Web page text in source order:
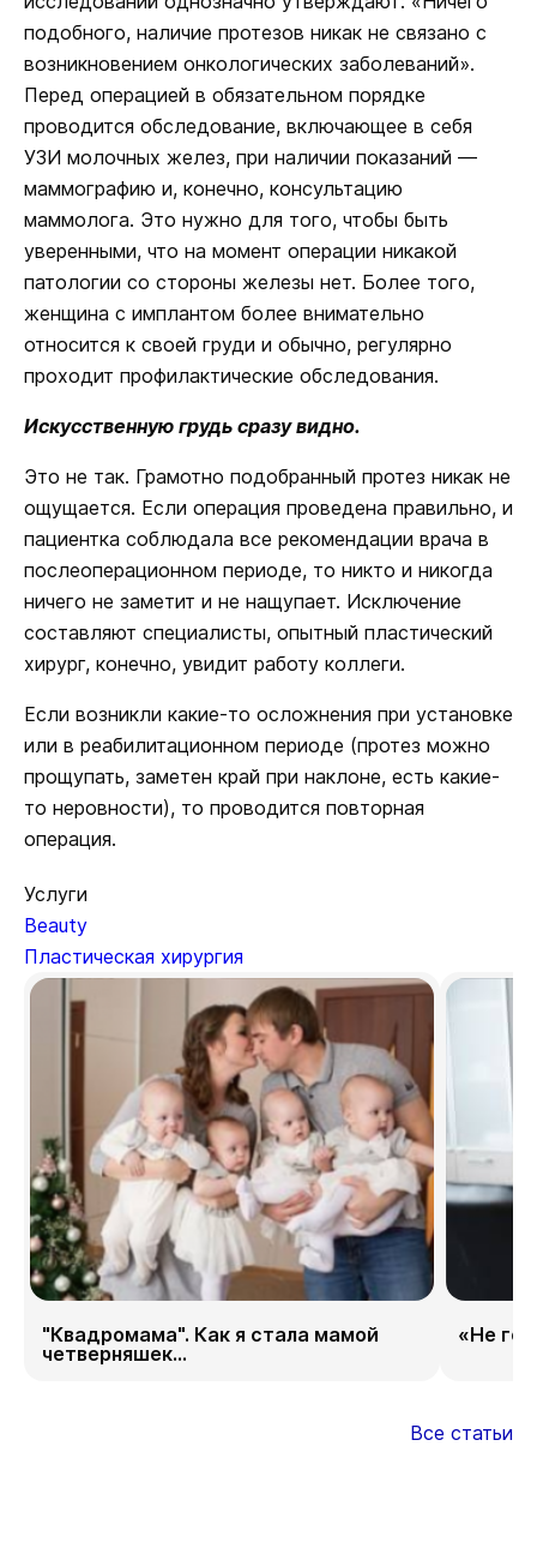
подобного, наличие протезов никак не связано с
возникновением онкологических заболеваний».
Перед операцией в обязательном порядке
проводится обследование, включающее в себя
УЗИ молочных желез, при наличии показаний —
маммографию и, конечно, консультацию
маммолога. Это нужно для того, чтобы быть
уверенными, что на момент операции никакой
патологии со стороны железы нет. Более того,
женщина с имплантом более внимательно
относится к своей груди и обычно, регулярно
проходит профилактические обследования.
Искусственную грудь сразу видно.
Это не так. Грамотно подобранный протез никак не
ощущается. Если операция проведена правильно, и
пациентка соблюдала все рекомендации врача в
послеоперационном периоде, то никто и никогда
ничего не заметит и не нащупает. Исключение
составляют специалисты, опытный пластический
хирург, конечно, увидит работу коллеги.
Если возникли какие-то осложнения при установке
или в реабилитационном периоде (протез можно
прощупать, заметен край при наклоне, есть какие-
то неровности), то проводится повторная
операция.
Услуги
Beauty
Пластическая хирургия
"Квадромама". Как я стала мамой
четверняшек...
«Не
Все статьи